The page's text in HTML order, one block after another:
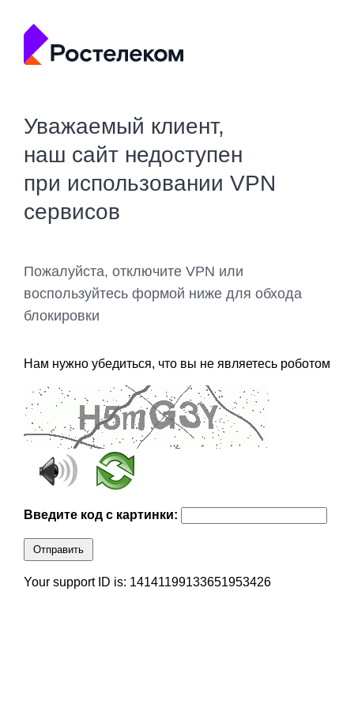
Уважаемый клиент,
наш сайт недоступен
при использовании VPN
сервисов
Пожалуйста, отключите VPN или
воспользуйтесь формой ниже для обхода
блокировки
Нам нужно убедиться, что вы не являетесь роботом
Введите код с картинки:
Отправить
Your support ID is: 14141199133651953426